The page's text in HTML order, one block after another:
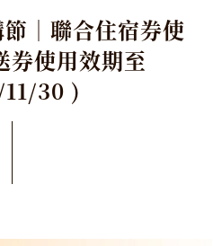
節 ｜ 聯合住宿券使
券使用效期至
11/30 )